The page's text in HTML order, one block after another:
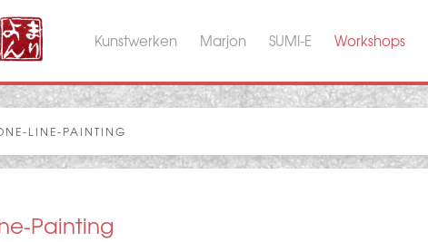
Kunstwerken Marjon SUMI-E Workshops
LINE-PAINTING
Painting